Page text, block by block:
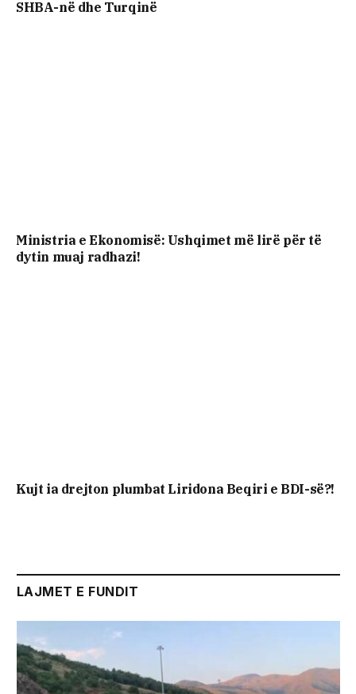
SHBA-në dhe Turqinë
Ministria e Ekonomisë: Ushqimet më lirë për të
dytin muaj radhazi!
Kujt ia drejton plumbat Liridona Beqiri e BDI-së?!
LAJMET E FUNDIT